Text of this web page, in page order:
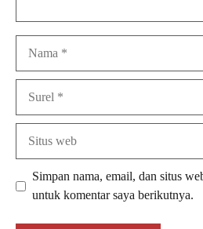
Simpan nama, email, dan situs
untuk komentar saya berikutnya.